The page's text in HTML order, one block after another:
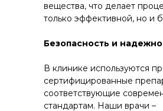
вещества, что делает
только эффективной, но и
Безопасность и
В клинике используются
сертифицированные
соответствующие
стандартам. Наши врачи –